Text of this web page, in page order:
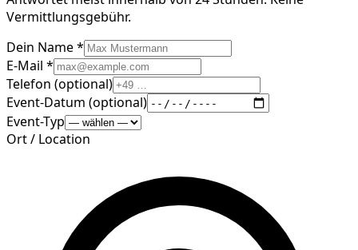
Vermittlungsgebühr.
Dein Name *
E-Mail *
Telefon (optional)
Event-Datum (optional)
Event-Typ
Ort / Location